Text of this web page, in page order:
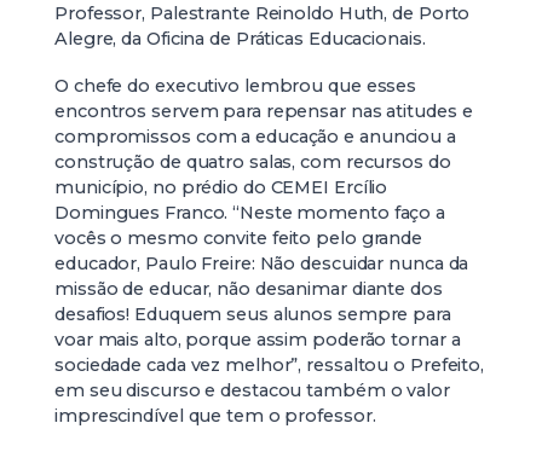
Professor, Palestrante Reinoldo Huth, de Porto
Alegre, da Oficina de Práticas Educacionais.
O chefe do executivo lembrou que esses
encontros servem para repensar nas atitudes e
compromissos com a educação e anunciou a
construção de quatro salas, com recursos do
município, no prédio do CEMEI Ercílio
Domingues Franco. “Neste momento faço a
vocês o mesmo convite feito pelo grande
educador, Paulo Freire: Não descuidar nunca da
missão de educar, não desanimar diante dos
desafios! Eduquem seus alunos sempre para
voar mais alto, porque assim poderão tornar a
sociedade cada vez melhor”, ressaltou o Prefeito,
em seu discurso e destacou também o valor
imprescindível que tem o professor.